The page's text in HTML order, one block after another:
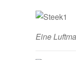
Eine